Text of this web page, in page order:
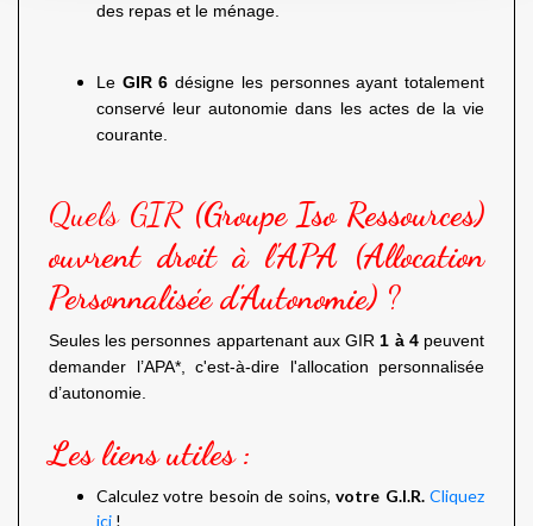
des repas et le ménage.
Le GIR 6 désigne les personnes ayant totalement
conservé leur autonomie dans les actes de la vie
courante.
Quels GIR (Groupe Iso Ressources)
ouvrent droit à l'APA (Allocation
Personnalisée d'Autonomie) ?
Seules les personnes appartenant aux GIR 1 à 4peuvent
demander l’APA*, c'est-à-dire l'allocation personnalisée
d’autonomie.
Les liens utiles :
Calculez votre besoin de soins,votre G.I.R.Cliquez
ici !